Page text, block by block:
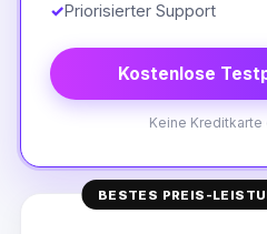
✓Priorisierter Support
Kostenlose
Keine
BESTES PREIS-